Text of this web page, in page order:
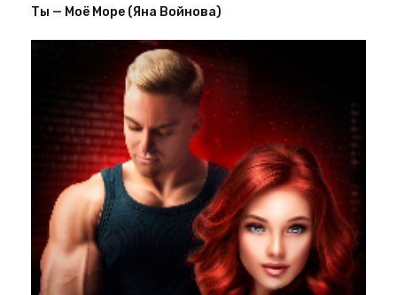
Ты — Моё Море (Яна Войнова)